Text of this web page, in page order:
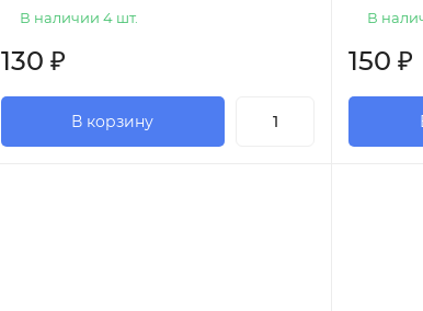
В наличии 4 шт.
130 ₽
В корзину
В
150₽